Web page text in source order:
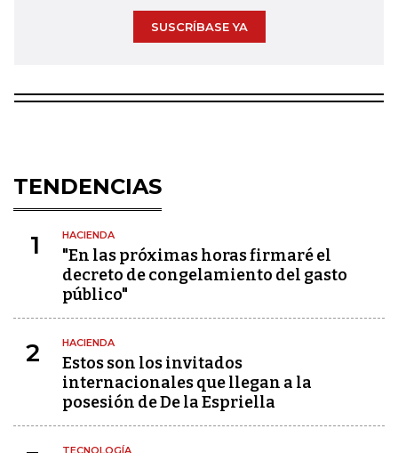
SUSCRÍBASE YA
TENDENCIAS
1 HACIENDA
"En las próximas horas firmaré el
decreto de congelamiento del gasto
público"
2 HACIENDA
Estos son los invitados
internacionales que llegan a la
posesión de De la Espriella
TECNOLOGÍA